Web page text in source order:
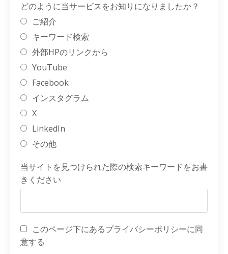
どのように当サービスをお知りになりましたか？
ご紹介
キーワード検索
外部HPのリンクから
YouTube
Facebook
インスタグラム
X
LinkedIn
その他
当サイトを見つけられた際の検索キーワードをお書
きください
このページ下にあるプライバシーポリシーに同
意する